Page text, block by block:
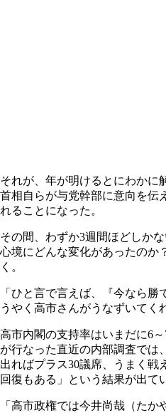
それが、年が明けるとにわかに
首相自らが与党幹部に意向を伝
れることになった。
その間、わずか3週間ほどしか
心境にどんな変化があったの
く。
「ひと言で言えば、『今なら
うやく高市さんがうなずいてく
高市内閣の支持率はいまだに6
が行なった直近の内部調査では
出ればプラス30議席、うまく戦
回復もある」という結果が出て
「高市政権では今井尚哉（た